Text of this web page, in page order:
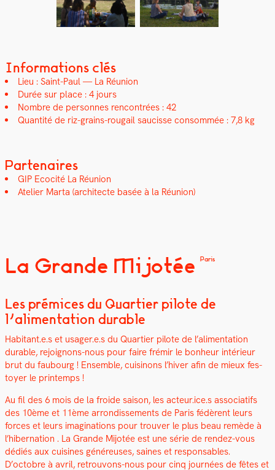
Informations clés
Lieu : Saint-Paul — La Réu­nion
Durée sur place : 4 jours
Nom­bre de per­son­nes ren­con­trées : 42
Quan­tité de riz-grains-rougail saucisse con­som­mée : 7,8 kg
Partenaires
GIP Ecoc­ité La Réu­nion
Ate­lier Mar­ta (archi­tecte basée à la Réu­nion)
La Grande Mijotée Paris
Les prémices du Quartier pilote de
l’alimentation durable
Habitant.e.s et usager.e.s du Quarti­er pilote de l’alimentation
durable, rejoignons-nous pour faire frémir le bon­heur intérieur
brut du faubourg ! Ensem­ble, cuisi­nons l’hiv­er afin de mieux fes­
toy­er le print­emps !
Au fil des 6 mois de la froide sai­son, les acteur.ice.s asso­ci­at­ifs
des 10ème et 11ème arrondisse­ments de Paris fédèrent leurs
forces et leurs imag­i­na­tions pour trou­ver le plus beau remède à
l’hibernation . La Grande Mijotée est une série de ren­dez-vous
dédiés aux cuisines généreuses, saines et respon­s­ables.
D’octobre à avril, retrou­vons-nous pour cinq journées de fêtes et